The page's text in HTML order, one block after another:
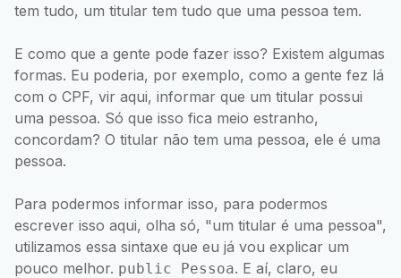
tem tudo, um titular tem tudo que uma pessoa tem.
E como que a gente pode fazer isso? Existem algumas
formas. Eu poderia, por exemplo, como a gente fez lá
com o CPF, vir aqui, informar que um titular possui
uma pessoa. Só que isso fica meio estranho,
concordam? O titular não tem uma pessoa, ele é uma
pessoa.
Para podermos informar isso, para podermos
escrever isso aqui, olha só, "um titular é uma pessoa",
utilizamos essa sintaxe que eu já vou explicar um
pouco melhor. public Pessoa. E aí, claro, eu